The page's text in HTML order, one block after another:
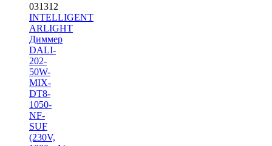
031312
INTELLIGENT
ARLIGHT
Диммер
DALI-
202-
50W-
MIX-
DT8-
1050-
NF-
SUF
(230V,